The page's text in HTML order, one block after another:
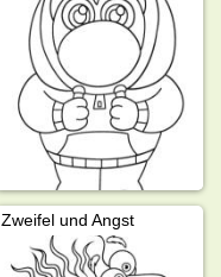
Zweifel und Angst